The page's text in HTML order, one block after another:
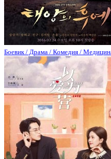
Боевик / Драма / Комедия /